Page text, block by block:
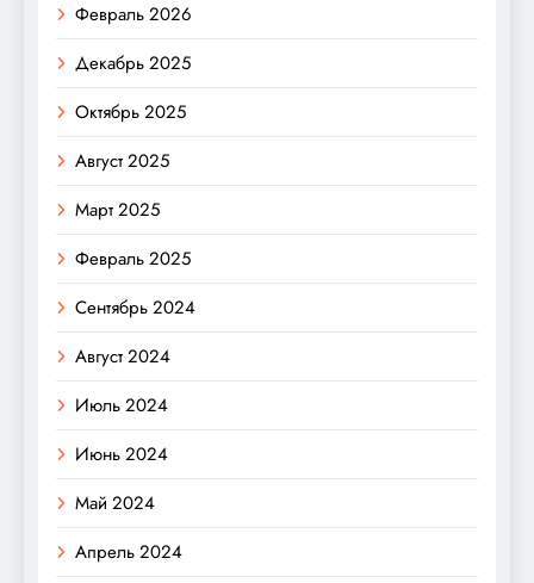
Февраль 2026
Декабрь 2025
Октябрь 2025
Август 2025
Март 2025
Февраль 2025
Сентябрь 2024
Август 2024
Июль 2024
Июнь 2024
Май 2024
Апрель 2024